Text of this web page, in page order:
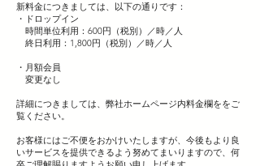
新料金につきましては、以下の通りです：
・ドロップイン
時間単位利用：600円（税別）／時／人
終日利用：1,800円（税別）／時／人
・月額会員
変更なし
詳細につきましては、弊社ホームページ内料金欄ををご
覧ください。
お客様にはご不便をおかけいたしますが、今後もより良
いサービスを提供できるよう努めてまいりますので、何